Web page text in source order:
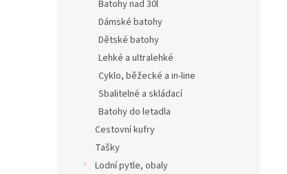
Batohy nad 30l
Dámské batohy
Dětské batohy
Lehké a ultralehké
Cyklo, běžecké a in-line
Sbalitelné a skládací
Batohy do letadla
Cestovní kufry
Tašky
Lodní pytle, obaly